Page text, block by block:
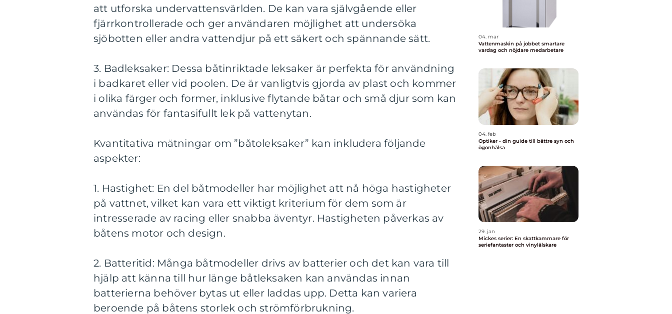
att utforska undervattensvärlden. De kan vara självgående eller
fjärrkontrollerade och ger användaren möjlighet att undersöka
sjöbotten eller andra vattendjur på ett säkert och spännande sätt.
3. Badleksaker: Dessa båtinriktade leksaker är perfekta för användning
i badkaret eller vid poolen. De är vanligtvis gjorda av plast och kommer
i olika färger och former, inklusive flytande båtar och små djur som kan
användas för fantasifullt lek på vattenytan.
Kvantitativa mätningar om ”båtoleksaker” kan inkludera följande
aspekter:
1. Hastighet: En del båtmodeller har möjlighet att nå höga hastigheter
på vattnet, vilket kan vara ett viktigt kriterium för dem som är
intresserade av racing eller snabba äventyr. Hastigheten påverkas av
båtens motor och design.
2. Batteritid: Många båtmodeller drivs av batterier och det kan vara till
hjälp att känna till hur länge båtleksaken kan användas innan
batterierna behöver bytas ut eller laddas upp. Detta kan variera
beroende på båtens storlek och strömförbrukning.
04. mar
Vattenmaskin på jobbet smartare
vardag och nöjdare medarbetare
04. feb
Optiker - din guide till bättre syn och
ögonhälsa
29. jan
Mickes serier: En skattkammare för
seriefantaster och vinylälskare